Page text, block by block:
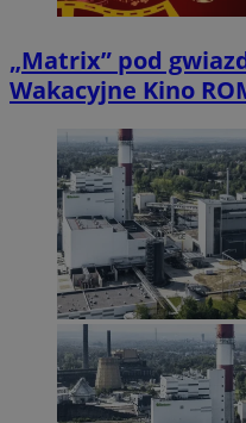
„Matrix” pod
Wakacyjne Kino